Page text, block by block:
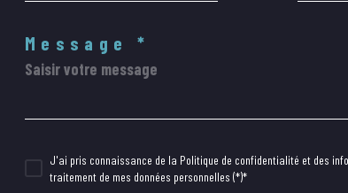
Message *
J'ai pris connaissance de la Politique de confidentialité et des
traitement de mes données personnelles (*)*